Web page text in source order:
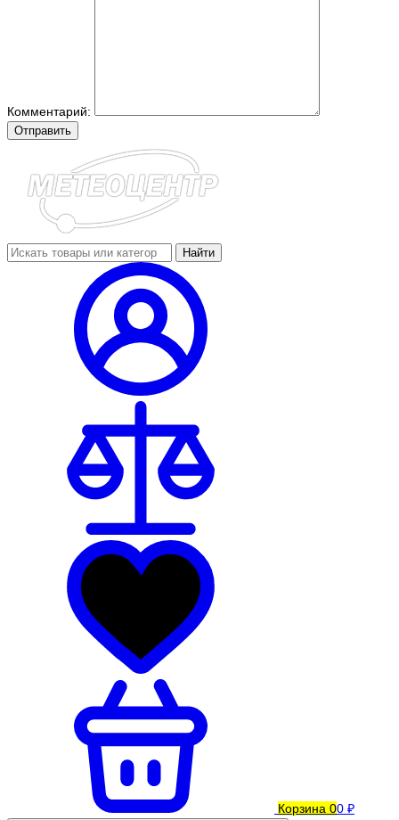
Комментарий:
Отправить
Найти
Корзина 00 ₽